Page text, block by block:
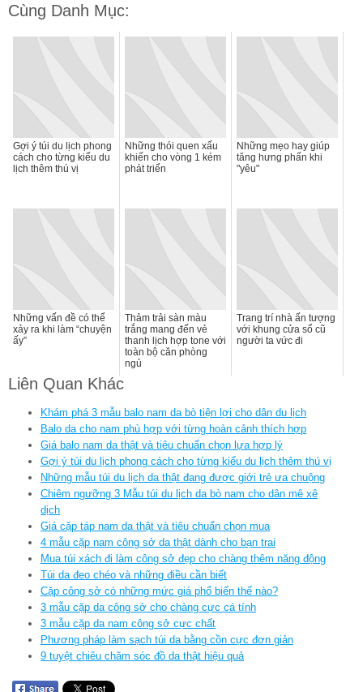
Cùng Danh Mục:
Gợi ý túi du lịch phong
cách cho từng kiểu du
lịch thêm thú vị
Những thói quen xấu
khiến cho vòng 1 kém
phát triển
Những mẹo hay giúp
tăng hưng phấn khi
"yêu"
Những vấn đề có thể
xảy ra khi làm “chuyện
ấy”
Thảm trải sàn màu
trắng mang đến vẻ
thanh lịch hợp tone với
toàn bộ căn phòng
ngủ
Trang trí nhà ấn tượng
với khung cửa sổ cũ
người ta vức đi
Liên Quan Khác
Khám phá 3 mẫu balo nam da bò tiện lợi cho dân du lịch
Balo da cho nam phù hợp với từng hoàn cảnh thích hợp
Giá balo nam da thật và tiêu chuẩn chọn lựa hợp lý
Gợi ý túi du lịch phong cách cho từng kiểu du lịch thêm thú vị
Những mẫu túi du lịch da thật đang được giới trẻ ưa chuộng
Chiêm ngưỡng 3 Mẫu túi du lịch da bò nam cho dân mê xê
dịch
Giá cặp táp nam da thật và tiêu chuẩn chọn mua
4 mẫu cặp nam công sở da thật dành cho bạn trai
Mua túi xách đi làm công sở đẹp cho chàng thêm năng động
Túi da đeo chéo và những điều cần biết
Cặp công sở có những mức giá phổ biến thế nào?
3 mẫu cặp da công sở cho chàng cực cá tính
3 mẫu cặp da nam công sở cực chất
Phương pháp làm sạch túi da bằng cồn cực đơn giản
9 tuyệt chiêu chăm sóc đồ da thật hiệu quả